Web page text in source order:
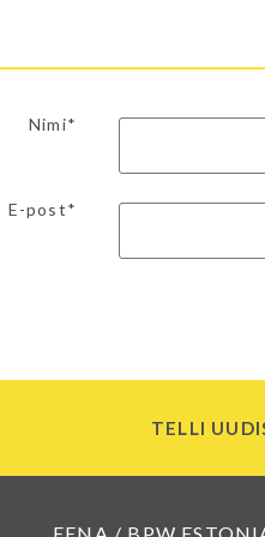
Nimi*
E-post*
TELLI